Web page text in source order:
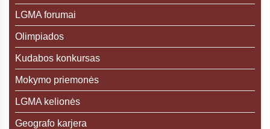
LGMA forumai
Olimpiados
Kudabos konkursas
Mokymo priemonės
LGMA kelionės
Geografo karjera